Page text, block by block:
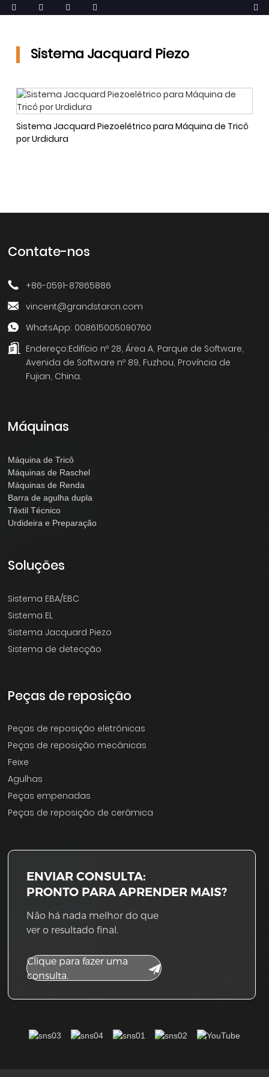
Sistema Jacquard Piezo
Sistema Jacquard Piezoelétrico para Máquina de Tricô
por Urdidura
Contate-nos
+86-0591-87865886
vincent@grandstarcn.com
WhatsApp: 008615005090760
Endereço:Edifício nº 28, Área A, Parque de Software,
Avenida de Software nº 89, Fuzhou, Província de
Fujian, China.
Máquinas
Máquina de Tricô
Máquinas de Raschel
Máquinas de Renda
Barra de agulha dupla
Têxtil Técnico
Urdideira e Preparação
Soluções
Sistema EBA/EBC
Sistema EL
Sistema Jacquard Piezo
Sistema de detecção
Peças de reposição
Peças de reposição eletrônicas
Peças de reposição mecânicas
Feixe
Agulhas
Peças empenadas
Peças de reposição de cerâmica
ENVIAR CONSULTA:
PRONTO PARA APRENDER MAIS?
Não há nada melhor do que
ver o resultado final.
Clique para fazer uma
consulta.